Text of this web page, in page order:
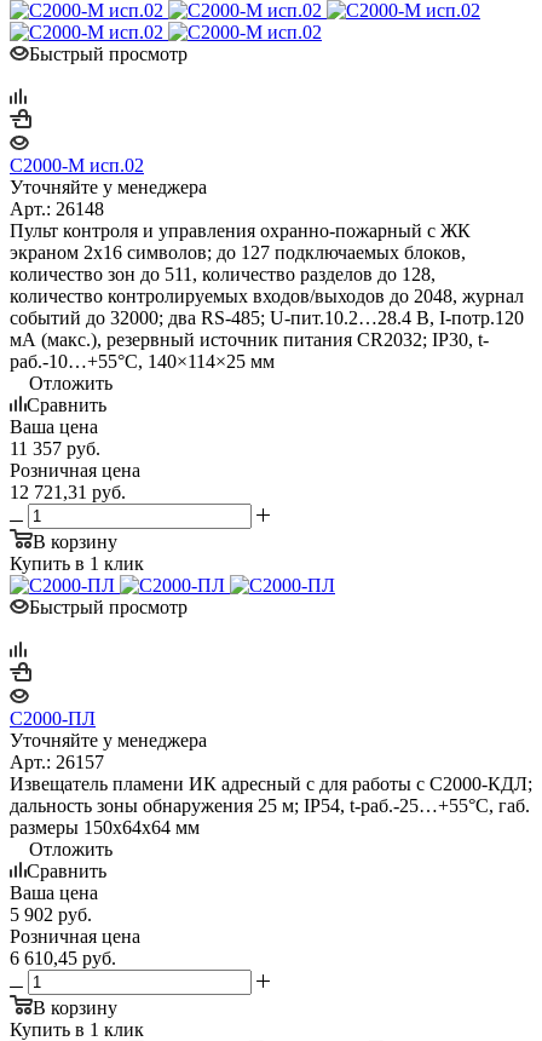
Быстрый просмотр
С2000-М исп.02
Уточняйте у менеджера
Арт.: 26148
Пульт контроля и управления охранно-пожарный с ЖК
экраном 2х16 символов; до 127 подключаемых блоков,
количество зон до 511, количество разделов до 128,
количество контролируемых входов/выходов до 2048, журнал
событий до 32000; два RS-485; U-пит.10.2…28.4 В, I-потр.120
мА (макс.), резервный источник питания CR2032; IP30, t-
раб.-10…+55°С, 140×114×25 мм
Отложить
Сравнить
Ваша цена
11 357 руб.
Розничная цена
12 721,31 руб.
В корзину
Купить в 1 клик
Быстрый просмотр
С2000-ПЛ
Уточняйте у менеджера
Арт.: 26157
Извещатель пламени ИК адресный с для работы с С2000-КДЛ;
дальность зоны обнаружения 25 м; IP54, t-раб.-25…+55°С, габ.
размеры 150х64х64 мм
Отложить
Сравнить
Ваша цена
5 902 руб.
Розничная цена
6 610,45 руб.
В корзину
Купить в 1 клик